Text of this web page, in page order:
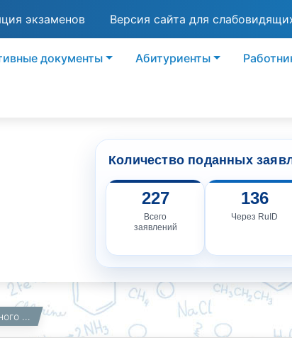
экзаменов Версия сайта для
документы Абитуриенты
Количество поданных
227
Всего
заявлений
136
Через RuID
Начало учебного года и запуск проекта «Менделеевская школа»